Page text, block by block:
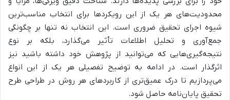
محدودیت‌های هر یک از این رویکردها برای انتخاب مناسب‌ترین
شیوه اجرای تحقیق ضروری است. این انتخاب نه تنها بر چگونگی
جمع‌آوری و تحلیل اطلاعات تأثیر می‌گذارد، بلکه بر نوع
نتیجه‌گیری‌هایی که می‌توانید از پژوهش خود داشته باشید نیز
اثرگذار است. در ادامه به توضیح تفصیلی هر یک از این انواع
می‌پردازیم تا درک عمیق‌تری از کاربردهای هر روش در طراحی طرح
تحقیق پایان‌نامه حاصل شود.